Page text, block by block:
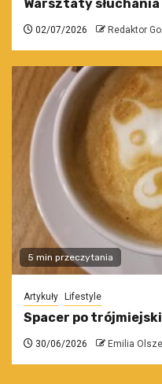
Warsztaty
02/07/2026 Redaktor
5 min przeczytania
Artykuły Lifestyle
Spacer po
30/06/2026 Emilia